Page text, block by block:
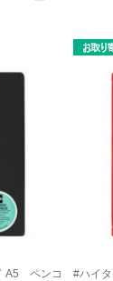
A5 ペンコ
#ハイ